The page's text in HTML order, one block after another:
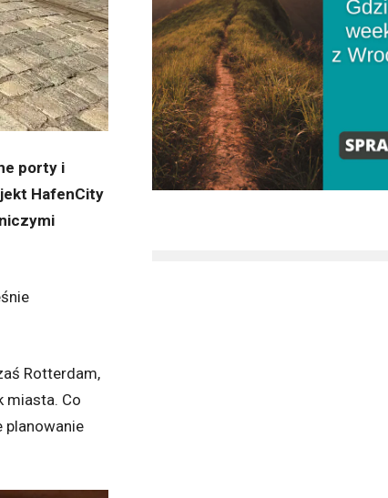
porty i
HafenCity
Rotterdam,
miasta. Co
planowanie